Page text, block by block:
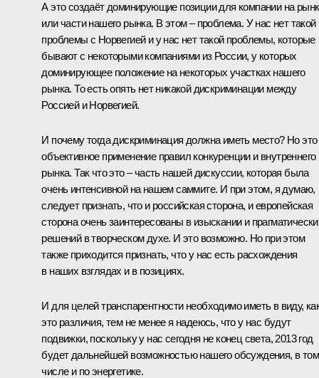
А это создаёт доминирующие позиции для компании на
или части нашего рынка. В этом – проблема. У нас нет такой
проблемы с Норвегией и у нас нет такой проблемы, которые
бывают с некоторыми компаниями из России, у которых
доминирующее положение на некоторых участках нашего
рынка. То есть опять нет никакой дискриминации между
Россией и Норвегией.
И почему тогда дискриминация должна иметь место? Но это
объективное применение правил конкуренции и внутреннего
рынка. Так что это – часть нашей дискуссии, которая была
очень интенсивной на нашем саммите. И при этом, я думаю,
следует признать, что и российская сторона, и европейская
сторона очень заинтересованы в изыскании и
решений в творческом духе. И это возможно. Но при этом
также приходится признать, что у нас есть расхождения
в наших взглядах и в позициях.
И для целей транспарентности необходимо иметь в виду,
это различия, тем не менее я надеюсь, что у нас будут
подвижки, поскольку у нас сегодня не конец света, 2013 год
будет дальнейшей возможностью нашего обсуждения, в том
числе и по энергетике.